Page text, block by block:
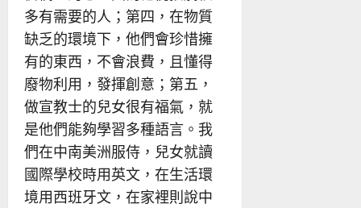
多有需要的人；第四，在物質
缺乏的環境下，他們會珍惜擁
有的東西，不會浪費，且懂得
廢物利用，發揮創意；第五，
做宣教士的兒女很有福氣，就
是他們能夠學習多種語言。我
們在中南美洲服侍，兒女就讀
國際學校時用英文，在生活環
境用西班牙文，在家裡則說中